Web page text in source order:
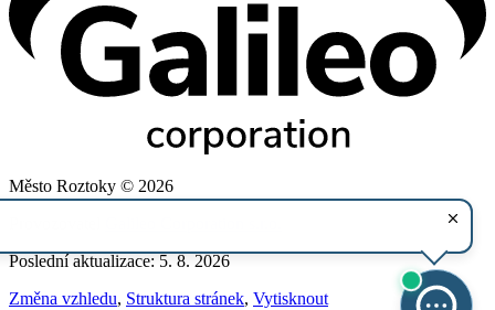
Město Roztoky © 2026
Poslední aktualizace: 5. 8. 2026
Změna vzhledu, Struktura stránek, Vytisknout